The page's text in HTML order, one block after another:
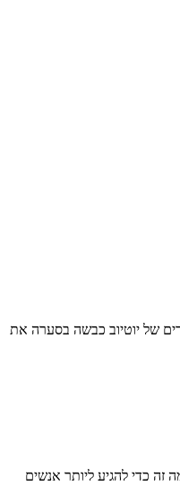
של יוטיוב כבשה בסערה את